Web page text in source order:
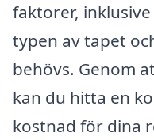
faktorer,
typen av tapet
behövs. Genom
kan du hitta en
kostnad för dina